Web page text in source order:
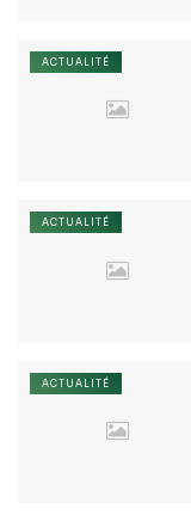
ACTUALITÉ
ACTUALITÉ
ACTUALITÉ